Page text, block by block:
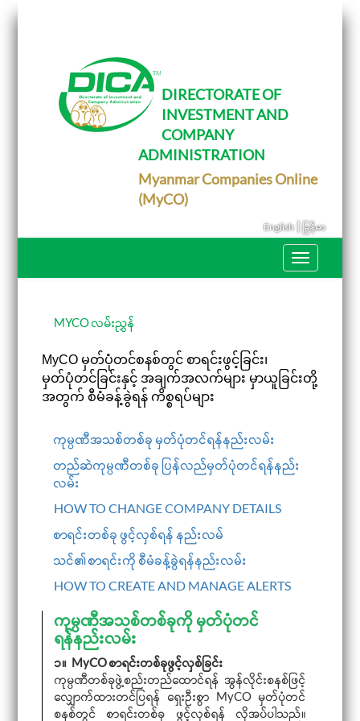
t
n
DIRECTORATE OF
INVESTMENT AND
COMPANY
ADMINISTRATION
Myanmar Companies Online
(MyCO)
English|မြန်မာ
T
o
g
i
g
MYCO လမ်းညွှန်
MyCO မှတ်ပုံတင်စနစ်တွင် စာရင်းဖွင့်ခြင်း၊
မှတ်ပုံတင်ခြင်းနှင့် အချက်အလက်များ မှာယူခြင်းတို့
အတွက် စီမံခန့်ခွဲရန် ကိစ္စရပ်များ
ကုမ္ပဏီအသစ်တစ်ခု မှတ်ပုံတင်ရန်နည်းလမ်း
တည်ဆဲကုမ္ပဏီတစ်ခု ပြန်လည်မှတ်ပုံတင်ရန်နည်း
လမ်း
HOW TO CHANGE COMPANY DETAILS
စာရင်းတစ်ခု ဖွင့်လှစ်ရန် နည်းလမ်
သင်၏စာရင်းကို စီမံခန့်ခွဲရန်နည်းလမ်း
HOW TO CREATE AND MANAGE ALERTS
ကုမ္ပဏီအသစ်တစ်ခုကို မှတ်ပုံတင်
ရန်နည်းလမ်း
၁။ MyCO စာရင်းတစ်ခုဖွင့်လှစ်ခြင်း
ကုမ္ပဏီတစ်ခုဖွဲ့စည်းတည်ထောင်ရန် အွန်လိုင်းစနစ်ဖြင့်
လျှောက်ထားတင်ပြရန် ရှေးဦးစွာ MyCO မှတ်ပုံတင်
စနစ်တွင် စာရင်းတစ်ခု ဖွင့်လှစ်ရန် လိုအပ်ပါသည်။